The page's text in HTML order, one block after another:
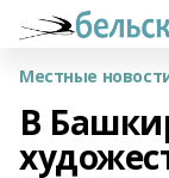
Местные
В